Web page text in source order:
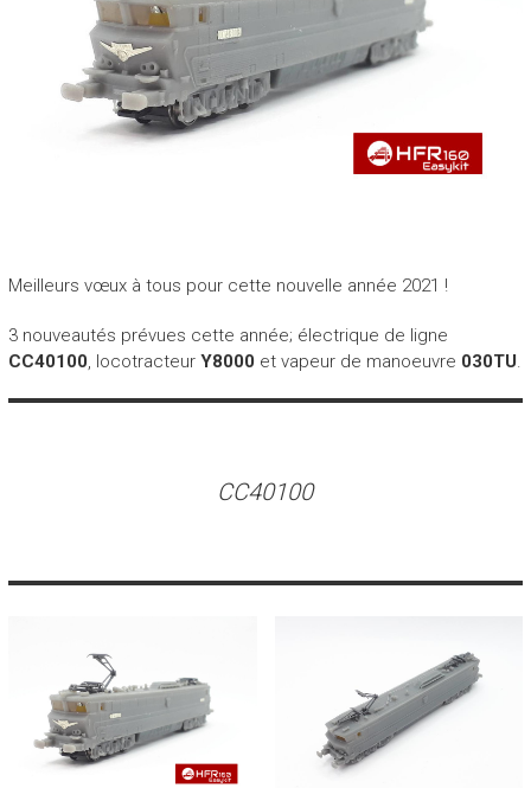
Meilleurs vœux à tous pour cette nouvelle année 2021 !
3 nouveautés prévues cette année; électrique de ligne
CC40100, locotracteur Y8000 et vapeur de manoeuvre 030TU.
CC40100